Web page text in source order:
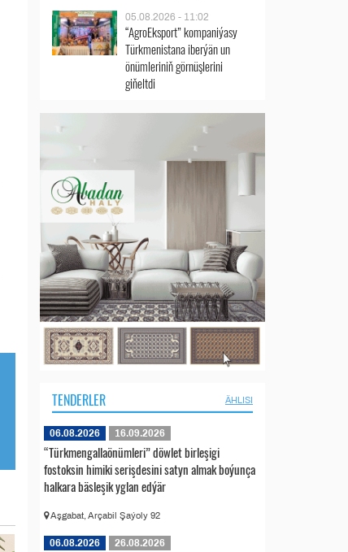
05.08.2026 - 11:02
“AgroEksport” kompaniýasy
Türkmenistana iberýän un
önümleriniň görnüşlerini
giňeltdi
TENDERLER ÄHLISI
06.08.2026 16.09.2026
“Türkmengallaönümleri” döwlet birleşigi
fostoksin himiki serişdesini satyn almak boýunça
halkara bäsleşik yglan edýär
Aşgabat, Arçabil Şaýoly 92
06.08.2026 26.08.2026